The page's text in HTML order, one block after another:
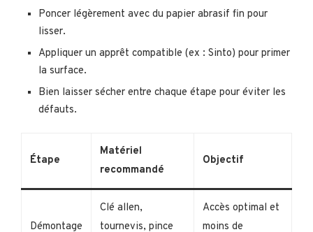
Poncer légèrement avec du papier abrasif fin pour
lisser.
Appliquer un apprêt compatible (ex : Sinto) pour primer
la surface.
Bien laisser sécher entre chaque étape pour éviter les
défauts.
Étape
Matériel
recommandé
Objectif
Démontage
Clé allen,
tournevis, pince
Accès optimal et
moins de